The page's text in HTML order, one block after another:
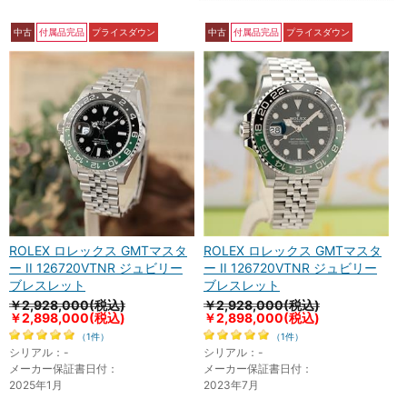
中古 付属品完品 プライスダウン
ROLEX ロレックス GMTマスタ
ー II 126720VTNR ジュビリー
ブレスレット
￥2,928,000(税込)
￥2,898,000(税込)
（1件）
シリアル：-
メーカー保証書日付：
2025年1月
中古 付属品完品 プライスダウン
ROLEX ロレックス GMTマスタ
ー II 126720VTNR ジュビリー
ブレスレット
￥2,928,000(税込)
￥2,898,000(税込)
（1件）
シリアル：-
メーカー保証書日付：
2023年7月